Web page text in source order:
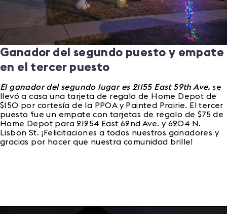
Ganador del segundo puesto y empate
en el tercer puesto
El ganador del segundo lugar es 21155 East 59th Ave. se
llevó a casa una tarjeta de regalo de Home Depot de
$150 por cortesía de la PPOA y Painted Prairie. El tercer
puesto fue un empate con tarjetas de regalo de $75 de
Home Depot para 21254 East 62nd Ave. y 6204 N.
Lisbon St. ¡Felicitaciones a todos nuestros ganadores y
gracias por hacer que nuestra comunidad brille!